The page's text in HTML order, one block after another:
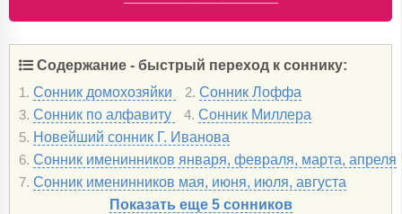
Содержание - быстрый переход к соннику:
1. Сонник домохозяйки 2. Сонник Лоффа
3. Сонник по алфавиту 4. Сонник Миллера
5. Новейший сонник Г. Иванова
6. Сонник именинников января, февраля, марта, апреля
7. Сонник именинников мая, июня, июля, августа
Показать еще 5 сонников